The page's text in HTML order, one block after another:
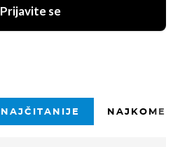
Prijavite se
NAJČITANIJE